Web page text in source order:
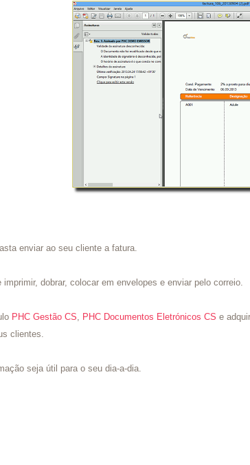
enviar ao seu cliente a fatura.
dobrar, colocar em envelopes e enviar pelo correio.
PHC Gestão CS PHC Documentos Eletrónicos CS e
clientes.
seja útil para o seu dia-a-dia.